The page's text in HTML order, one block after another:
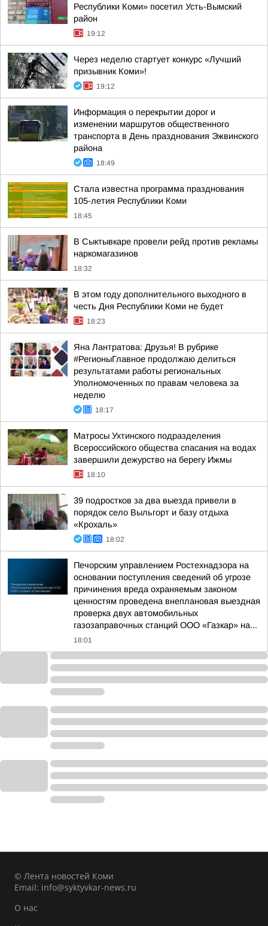
Республики Коми» посетил Усть-Вымский
район
19:12
Через неделю стартует конкурс «Лучший
призывник Коми»!
19:12
Информация о перекрытии дорог и
изменении маршрутов общественного
транспорта в День празднования Эжвинского
района
18:49
Стала известна программа празднования
105-летия Республики Коми
18:45
В Сыктывкаре провели рейд против рекламы
наркомагазинов
18:32
В этом году дополнительного выходного в
честь Дня Республики Коми не будет
18:23
Яна Лантратова: Друзья! В рубрике
#РегионыГлавное продолжаю делиться
результатами работы региональных
Уполномоченных по правам человека за
неделю
18:17
Матросы Ухтинского подразделения
Всероссийского общества спасания на водах
завершили дежурство на берегу Ижмы
18:10
39 подростков за два выезда привели в
порядок село Выльгорт и базу отдыха
«Крохаль»
18:02
Печорским управлением Ростехнадзора на
основании поступления сведений об угрозе
причинения вреда охраняемым законом
ценностям проведена внеплановая выездная
проверка двух автомобильных
газозаправочных станций ООО «Газкар» на...
18:01
© Лента новостей Коми
Email: info@syktyvkar-news.ru
О нас